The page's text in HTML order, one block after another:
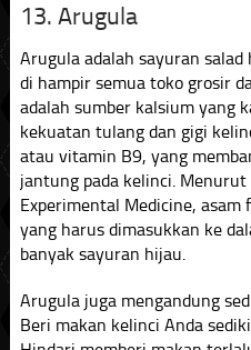
13. Arugula
Arugula adalah sayuran
di hampir semua toko grosir
adalah sumber kalsium yang
kekuatan tulang dan gigi
atau vitamin B9, yang
jantung pada kelinci. Menurut
Experimental Medicine,
yang harus dimasukkan ke
banyak sayuran hijau.
Arugula juga mengandung
Beri makan kelinci Anda